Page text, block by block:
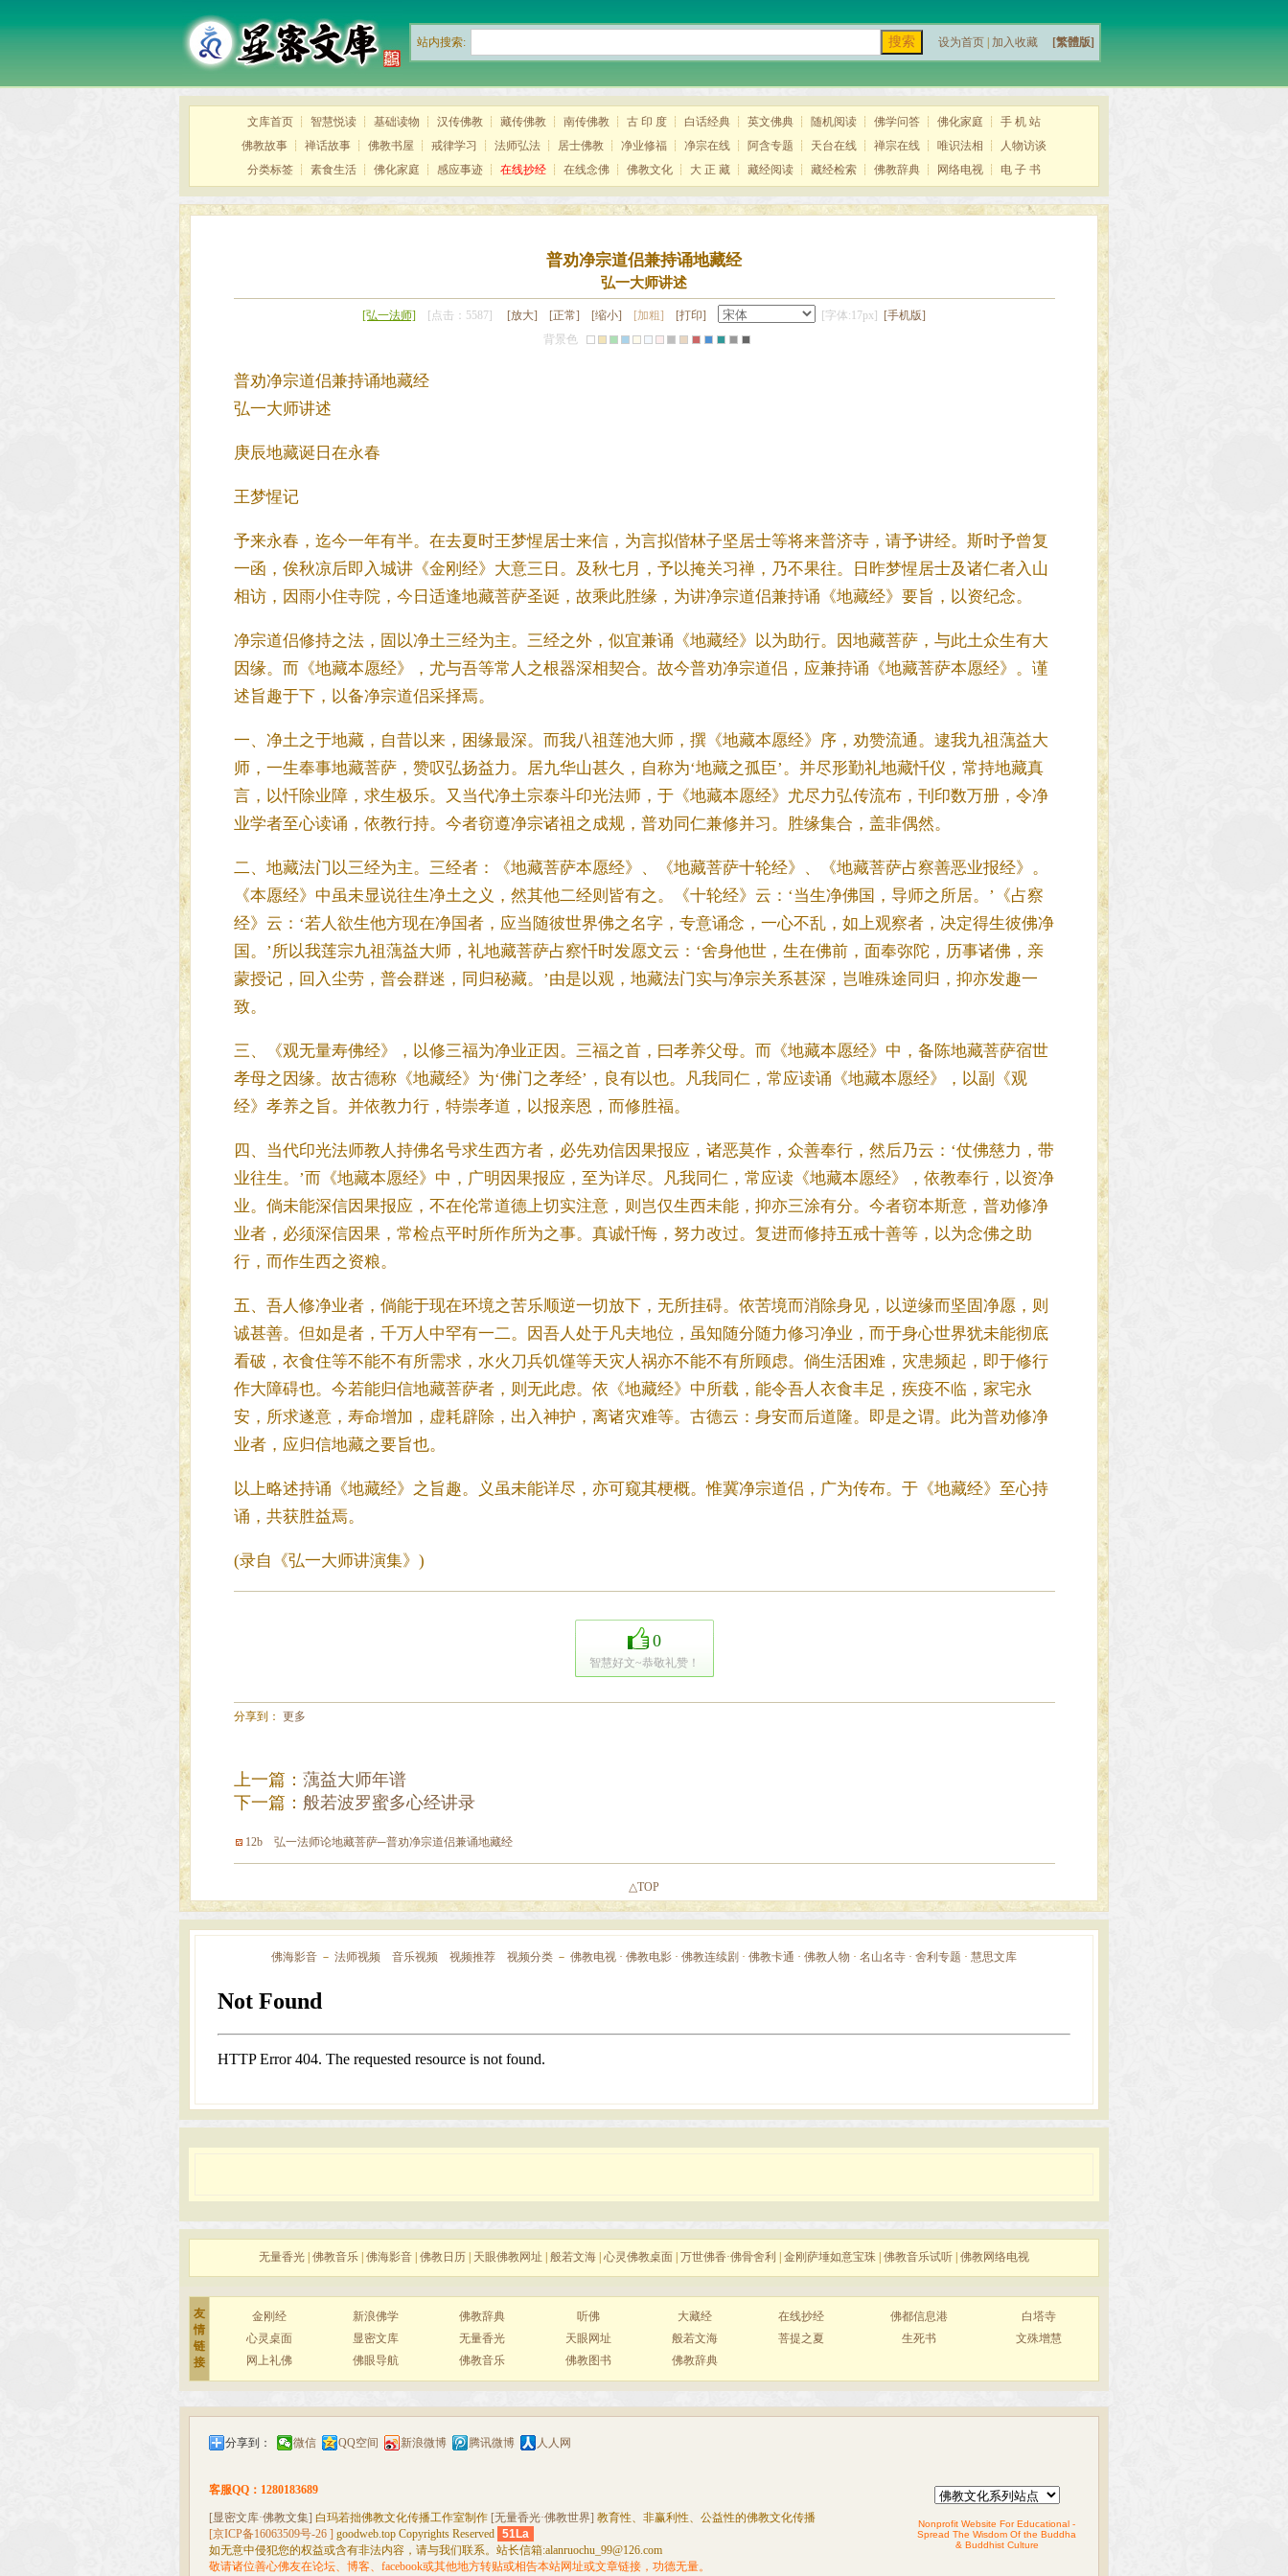
站内搜索: 设为首页 加入收藏 [繁體版]
文库首页 ┊ 智慧悦读 ┊ 基础读物 ┊ 汉传佛教 ┊ 藏传佛教 ┊ 南传佛教 ┊ 古 印 度 ┊ 白话经典 ┊ 英文佛典 ┊ 随机阅读 ┊ 佛学问答 ┊ 佛化家庭 ┊ 手 机 站
佛教故事 ┊ 禅话故事 ┊ 佛教书屋 ┊ 戒律学习 ┊ 法师弘法 ┊ 居士佛教 ┊ 净业修福 ┊ 净宗在线 ┊ 阿含专题 ┊ 天台在线 ┊ 禅宗在线 ┊ 唯识法相 ┊
人物访谈
分类标签 ┊ 素食生活 ┊ 佛化家庭 ┊ 感应事迹 ┊ 在线抄经 ┊ 在线念佛 ┊ 佛教文化 ┊ 大 正 藏 ┊ 藏经阅读 ┊ 藏经检索 ┊ 佛教辞典 ┊ 网络电视 ┊ 电 子 书
普劝净宗道侣兼持诵地藏经
弘一大师讲述
[弘一法师] [点击：5587] [放大] [正常] [缩小] [加粗] [打印] [字体:17px]
[手机版]
背景色
普劝净宗道侣兼持诵地藏经
弘一大师讲述
庚辰地藏诞日在永春
王梦惺记
予来永春，迄今一年有半。在去夏时王梦惺居士来信，为言拟偕林子坚居士等将来普济寺，请予讲经。斯时予曾复
一函，俟秋凉后即入城讲《金刚经》大意三日。及秋七月，予以掩关习禅，乃不果往。日昨梦惺居士及诸仁者入山
相访，因雨小住寺院，今日适逢地藏菩萨圣诞，故乘此胜缘，为讲净宗道侣兼持诵《地藏经》要旨，以资纪念。
净宗道侣修持之法，固以净土三经为主。三经之外，似宜兼诵《地藏经》以为助行。因地藏菩萨，与此土众生有大
因缘。而《地藏本愿经》，尤与吾等常人之根器深相契合。故今普劝净宗道侣，应兼持诵《地藏菩萨本愿经》。谨
述旨趣于下，以备净宗道侣采择焉。
一、净土之于地藏，自昔以来，困缘最深。而我八祖莲池大师，撰《地藏本愿经》序，劝赞流通。逮我九祖蕅益大
师，一生奉事地藏菩萨，赞叹弘扬益力。居九华山甚久，自称为‘地藏之孤臣’。并尽形勤礼地藏忏仪，常持地藏真
言，以忏除业障，求生极乐。又当代净土宗泰斗印光法师，于《地藏本愿经》尤尽力弘传流布，刊印数万册，令净
业学者至心读诵，依教行持。今者窃遵净宗诸祖之成规，普劝同仁兼修并习。胜缘集合，盖非偶然。
二、地藏法门以三经为主。三经者：《地藏菩萨本愿经》、《地藏菩萨十轮经》、《地藏菩萨占察善恶业报经》。
《本愿经》中虽未显说往生净土之义，然其他二经则皆有之。《十轮经》云：‘当生净佛国，导师之所居。’《占察
经》云：‘若人欲生他方现在净国者，应当随彼世界佛之名字，专意诵念，一心不乱，如上观察者，决定得生彼佛净
国。’所以我莲宗九祖蕅益大师，礼地藏菩萨占察忏时发愿文云：‘舍身他世，生在佛前，面奉弥陀，历事诸佛，亲
蒙授记，回入尘劳，普会群迷，同归秘藏。’由是以观，地藏法门实与净宗关系甚深，岂唯殊途同归，抑亦发趣一
致。
三、《观无量寿佛经》，以修三福为净业正因。三福之首，曰孝养父母。而《地藏本愿经》中，备陈地藏菩萨宿世
孝母之因缘。故古德称《地藏经》为‘佛门之孝经’，良有以也。凡我同仁，常应读诵《地藏本愿经》，以副《观
经》孝养之旨。并依教力行，特崇孝道，以报亲恩，而修胜福。
四、当代印光法师教人持佛名号求生西方者，必先劝信因果报应，诸恶莫作，众善奉行，然后乃云：‘仗佛慈力，带
业往生。’而《地藏本愿经》中，广明因果报应，至为详尽。凡我同仁，常应读《地藏本愿经》，依教奉行，以资净
业。倘未能深信因果报应，不在伦常道德上切实注意，则岂仅生西未能，抑亦三涂有分。今者窃本斯意，普劝修净
业者，必须深信因果，常检点平时所作所为之事。真诚忏悔，努力改过。复进而修持五戒十善等，以为念佛之助
行，而作生西之资粮。
五、吾人修净业者，倘能于现在环境之苦乐顺逆一切放下，无所挂碍。依苦境而消除身见，以逆缘而坚固净愿，则
诚甚善。但如是者，千万人中罕有一二。因吾人处于凡夫地位，虽知随分随力修习净业，而于身心世界犹未能彻底
看破，衣食住等不能不有所需求，水火刀兵饥馑等天灾人祸亦不能不有所顾虑。倘生活困难，灾患频起，即于修行
作大障碍也。今若能归信地藏菩萨者，则无此虑。依《地藏经》中所载，能令吾人衣食丰足，疾疫不临，家宅永
安，所求遂意，寿命增加，虚耗辟除，出入神护，离诸灾难等。古德云：身安而后道隆。即是之谓。此为普劝修净
业者，应归信地藏之要旨也。
以上略述持诵《地藏经》之旨趣。义虽未能详尽，亦可窥其梗概。惟冀净宗道侣，广为传布。于《地藏经》至心持
诵，共获胜益焉。
(录自《弘一大师讲演集》)
0
智慧好文~恭敬礼赞！
分享到： 更多
上一篇： 蕅益大师年谱
下一篇： 般若波罗蜜多心经讲录
12b 弘一法师论地藏菩萨─普劝净宗道侣兼诵地藏经
△TOP
佛海影音 － 法师视频 音乐视频 视频推荐 视频分类 － 佛教电视 · 佛教电影 · 佛教连续剧 · 佛教卡通 · 佛教人物 · 名山名寺 · 舍利专题 · 慧思文库
无量香光 佛教音乐 佛海影音 佛教日历 天眼佛教网址 般若文海 心灵佛教桌面 万世佛香·佛骨舍利 金刚萨埵如意宝珠 佛教音乐试听 佛教网络电视
友
情
链
接
金刚经 新浪佛学 佛教辞典 听佛 大藏经 在线抄经 佛都信息港
白塔寺
心灵桌面
显密文库 无量香光 天眼网址 般若文海 菩提之夏 生死书
文殊增慧
网上礼佛
佛眼导航 佛教音乐 佛教图书 佛教辞典
分享到： 微信 QQ空间 新浪微博 腾讯微博 人人网
客服QQ：1280183689
[显密文库·佛教文集] 白玛若拙佛教文化传播工作室制作 [无量香光·佛教世界] 教育性、非赢利性、公益性的佛教文化传播
[京ICP备16063509号-26 ] goodweb.top Copyrights Reserved 51La
如无意中侵犯您的权益或含有非法内容，请与我们联系。站长信箱:alanruochu_99@126.com
敬请诸位善心佛友在论坛、博客、facebook或其他地方转贴或相告本站网址或文章链接，功德无量。
Nonprofit Website For Educational -
Spread The Wisdom Of the Buddha
& Buddhist Culture